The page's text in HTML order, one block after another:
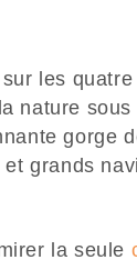
sur les
nature
gorge
grands
la seule